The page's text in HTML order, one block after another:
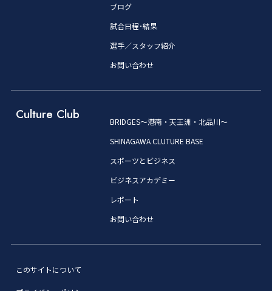
ブログ
試合日程･結果
選手／スタッフ紹介
お問い合わせ
Culture Club
BRIDGES～港南・天王洲・北品川～
SHINAGAWA CLUTURE BASE
スポーツとビジネス
ビジネスアカデミー
レポート
お問い合わせ
このサイトについて